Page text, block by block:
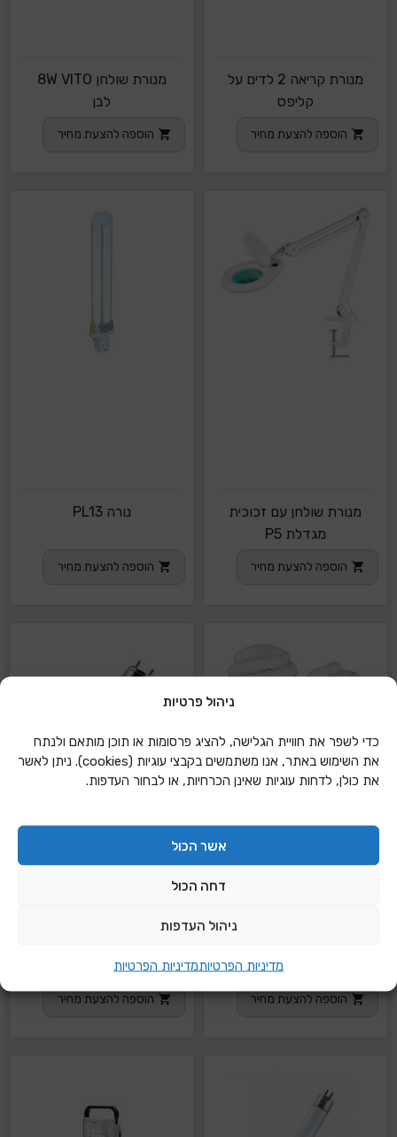
ניהול פרטיות
כדי לשפר את חוויית הגלישה, להציג פרסומות או תוכן מותאם ולנתח
את השימוש באתר, אנו משתמשים בקבצי עוגיות (cookies). ניתן לאשר
את כולן, לדחות עוגיות שאינן הכרחיות, או לבחור העדפות.
אשר הכול
דחה הכול
ניהול העדפות
מדיניות הפרטיותמדיניות הפרטיות
מנורת קריאה 2 לדים על
קליפס
הוספה להצעת מחיר
מנורת שולחן 8W VITO
לבן
הוספה להצעת מחיר
מנורת שולחן עם זכוכית
מגדלת P5
הוספה להצעת מחיר
נורה PL13
הוספה להצעת מחיר
הוספה להצעת מחיר
קצר
הוספה להצעת מחיר